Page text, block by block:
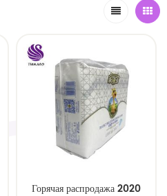
Горячая распродажа 2020